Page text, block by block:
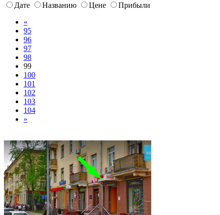
Дате
Названию Цене
Прибыли
«
95
96
97
98
99
100
101
102
103
104
»